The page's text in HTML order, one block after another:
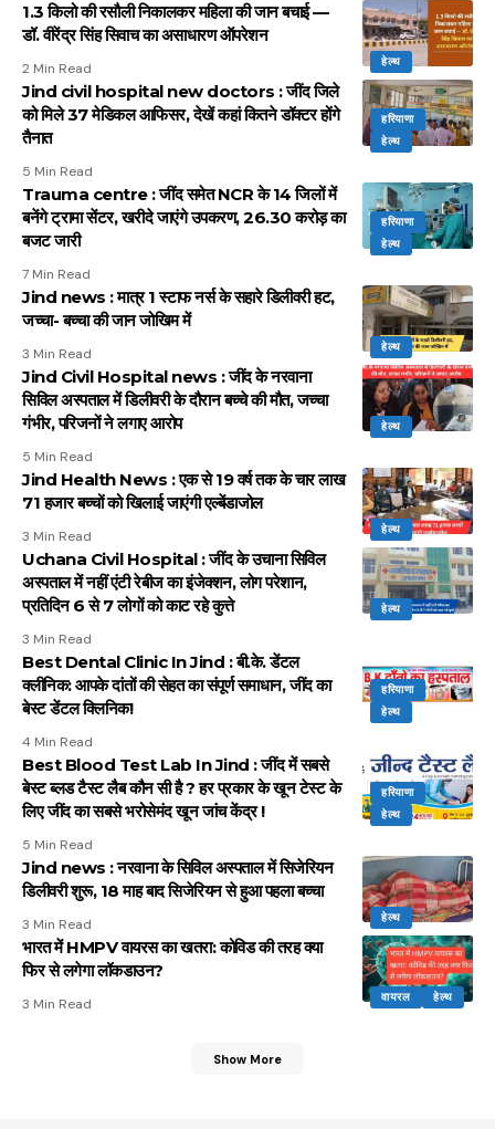
हेल्थ
1.3 किलो की रसौली निकालकर महिला की जान बचाई —
डॉ. वीरेंद्र सिंह सिवाच का असाधारण ऑपरेशन
2 Min Read
हरियाणा
हेल्थ
Jind civil hospital new doctors : जींद जिले
को मिले 37 मेडिकल आफिसर, देखें कहां कितने डॉक्टर होंगे
तैनात
5 Min Read
हरियाणा
हेल्थ
Trauma centre : जींद समेत NCR के 14 जिलों में
बनेंगे ट्रामा सेंटर, खरीदे जाएंगे उपकरण, 26.30 करोड़ का
बजट जारी
7 Min Read
हेल्थ
Jind news : मात्र 1 स्टाफ नर्स के सहारे डिलीवरी हट,
जच्चा- बच्चा की जान जोखिम में
3 Min Read
हेल्थ
Jind Civil Hospital news : जींद के नरवाना
सिविल अस्पताल में डिलीवरी के दौरान बच्चे की मौत, जच्चा
गंभीर, परिजनों ने लगाए आरोप
5 Min Read
हेल्थ
Jind Health News : एक से 19 वर्ष तक के चार लाख
71 हजार बच्चों को खिलाई जाएंगी एल्बेंडाजोल
3 Min Read
हेल्थ
Uchana Civil Hospital : जींद के उचाना सिविल
अस्पताल में नहीं एंटी रेबीज का इंजेक्शन, लोग परेशान,
प्रतिदिन 6 से 7 लोगों को काट रहे कुत्ते
3 Min Read
हरियाणा
हेल्थ
Best Dental Clinic In Jind : बी.के. डेंटल
क्लीनिक: आपके दांतों की सेहत का संपूर्ण समाधान, जींद का
बेस्ट डेंटल क्लिनिक!
4 Min Read
हरियाणा
हेल्थ
Best Blood Test Lab In Jind : जींद में सबसे
बेस्ट ब्लड टैस्ट लैब कौन सी है ? हर प्रकार के खून टेस्ट के
लिए जींद का सबसे भरोसेमंद खून जांच केंद्र !
5 Min Read
हेल्थ
Jind news : नरवाना के सिविल अस्पताल में सिजेरियन
डिलीवरी शुरू, 18 माह बाद सिजेरियन से हुआ पहला बच्चा
3 Min Read
वायरल हेल्थ
भारत में HMPV वायरस का खतरा: कोविड की तरह क्या
फिर से लगेगा लॉकडाउन?
3 Min Read
Show More